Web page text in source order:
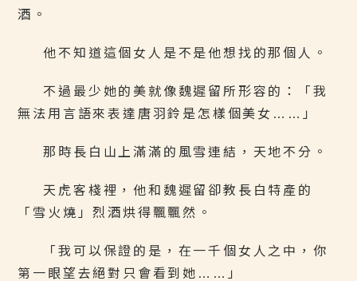
酒。
他不知道這個女人是不是他想找的那個人。
不過最少她的美就像魏遲留所形容的：「我
無法用言語來表達唐羽鈴是怎樣個美女……」
那時長白山上滿滿的風雪連結，天地不分。
天虎客棧裡，他和魏遲留卻教長白特產的
「雪火燒」烈酒烘得飄飄然。
「我可以保證的是，在一千個女人之中，你
第一眼望去絕對只會看到她……」